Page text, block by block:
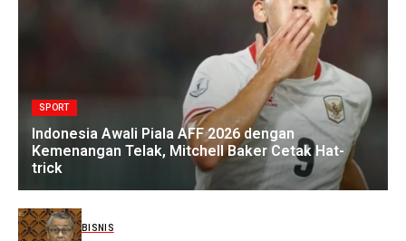
SPORT
Indonesia Awali Piala AFF 2026 dengan
Kemenangan Telak, Mitchell Baker Cetak Hat-
trick
BISNIS